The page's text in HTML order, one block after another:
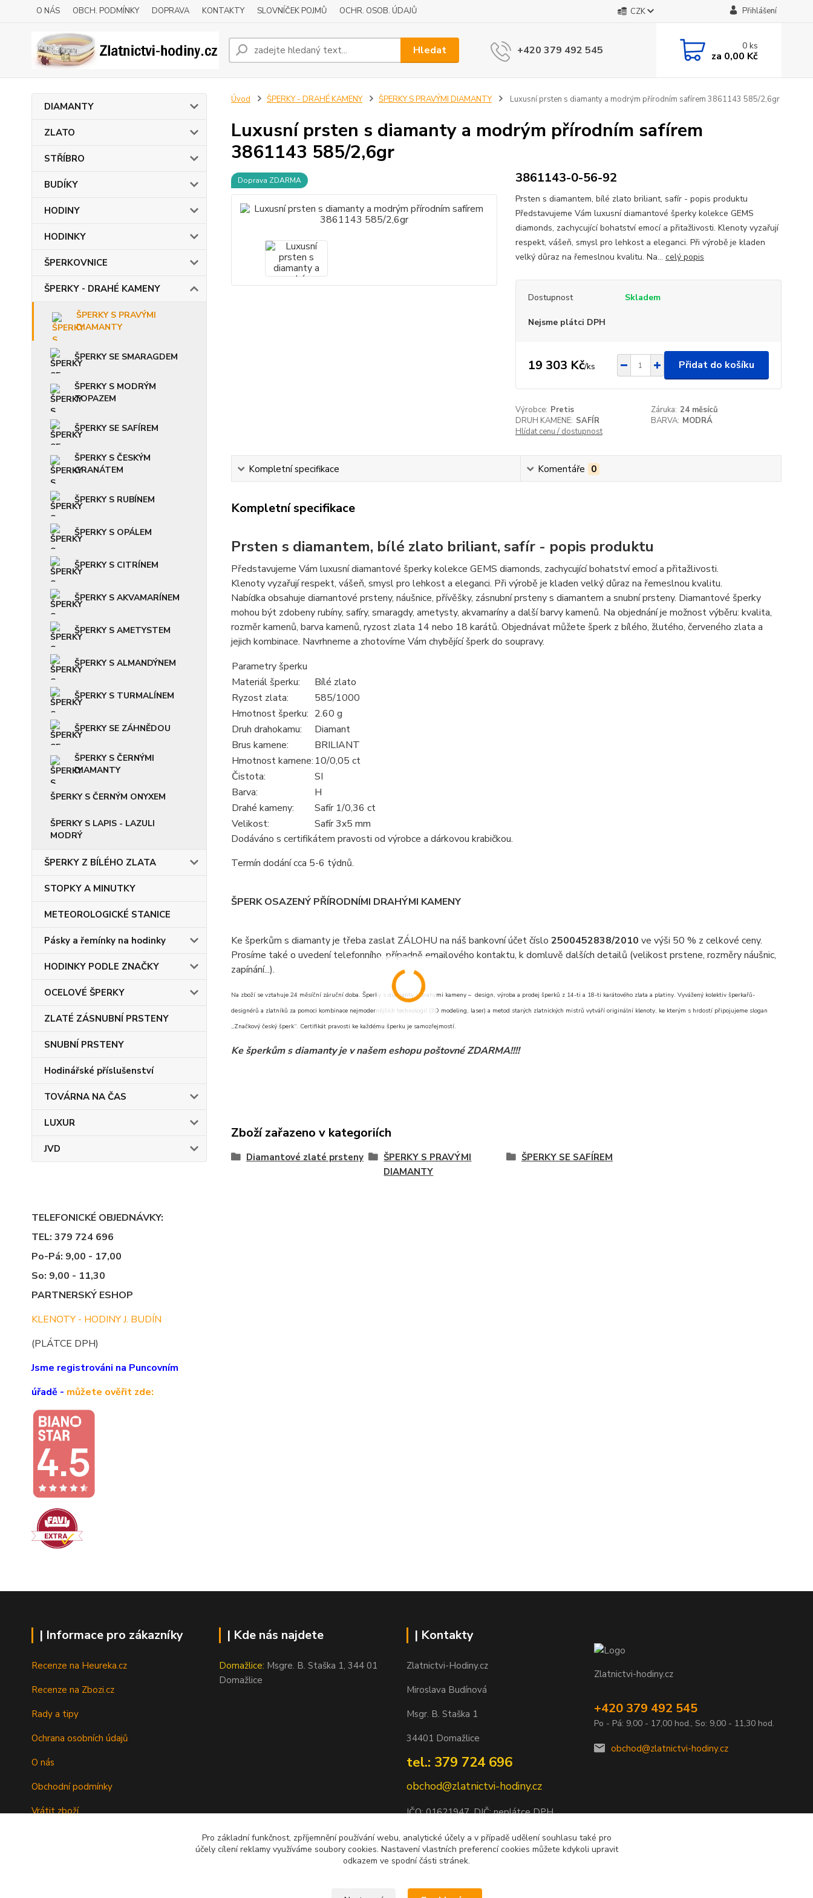
O NÁS OBCH. PODMÍNKY DOPRAVA KONTAKTY SLOVNÍČEK POJMŮ OCHR. OSOB. ÚDAJŮ CZK Přihlášení
Hledat +420 379 492 545 0ks
za 0,00 Kč
DIAMANTY
ZLATO
STŘÍBRO
BUDÍKY
HODINY
HODINKY
ŠPERKOVNICE
ŠPERKY - DRAHÉ KAMENY
ŠPERKY S PRAVÝMI
DIAMANTY
ŠPERKY SE SMARAGDEM
ŠPERKY S MODRÝM
TOPAZEM
ŠPERKY SE SAFÍREM
ŠPERKY S ČESKÝM
GRANÁTEM
ŠPERKY S RUBÍNEM
ŠPERKY S OPÁLEM
ŠPERKY S CITRÍNEM
ŠPERKY S AKVAMARÍNEM
ŠPERKY S AMETYSTEM
ŠPERKY S ALMANDÝNEM
ŠPERKY S TURMALÍNEM
ŠPERKY SE ZÁHNĚDOU
ŠPERKY S ČERNÝMI
DIAMANTY
ŠPERKY S ČERNÝM ONYXEM
ŠPERKY S LAPIS - LAZULI
MODRÝ
ŠPERKY Z BÍLÉHO ZLATA
STOPKY A MINUTKY
METEOROLOGICKÉ STANICE
Pásky a řemínky na hodinky
HODINKY PODLE ZNAČKY
OCELOVÉ ŠPERKY
ZLATÉ ZÁSNUBNÍ PRSTENY
SNUBNÍ PRSTENY
Hodinářské příslušenství
TOVÁRNA NA ČAS
LUXUR
JVD
TELEFONICKÉ OBJEDNÁVKY:
TEL: 379 724 696
Po-Pá: 9,00 - 17,00
So: 9,00 - 11,30
PARTNERSKÝ ESHOP
KLENOTY - HODINY J. BUDÍN
(PLÁTCE DPH)
Jsme registrováni na Puncovním
úřadě - můžete ověřit zde:
Úvod ŠPERKY - DRAHÉ KAMENY ŠPERKY S PRAVÝMI DIAMANTY Luxusní prsten s diamanty a modrým přírodním safírem 3861143 585/2,6gr
Luxusní prsten s diamanty a modrým přírodním safírem
3861143 585/2,6gr
Doprava ZDARMA 3861143-0-56-92
Prsten s diamantem, bílé zlato briliant, safír - popis produktu
Představujeme Vám luxusní diamantové šperky kolekce GEMS
diamonds, zachycující bohatství emocí a přitažlivosti. Klenoty vyzařují
respekt, vášeň, smysl pro lehkost a eleganci. Při výrobě je kladen
velký důraz na řemeslnou kvalitu. Na... celý popis
Dostupnost Skladem
Nejsme plátci DPH
19 303 Kč/ks Přidat do košíku
Výrobce: Pretis Záruka: 24 měsíců
DRUH KAMENE: SAFÍR BARVA: MODRÁ
Hlídat cenu / dostupnost
Kompletní specifikace Komentáře 0
Kompletní specifikace
Prsten s diamantem, bílé zlato briliant, safír - popis produktu
Představujeme Vám luxusní diamantové šperky kolekce GEMS diamonds, zachycující bohatství emocí a přitažlivosti.
Klenoty vyzařují respekt, vášeň, smysl pro lehkost a eleganci. Při výrobě je kladen velký důraz na řemeslnou kvalitu.
Nabídka obsahuje diamantové prsteny, náušnice, přívěšky, zásnubní prsteny s diamantem a snubní prsteny. Diamantové šperky
mohou být zdobeny rubíny, safíry, smaragdy, ametysty, akvamaríny a další barvy kamenů. Na objednání je možnost výběru: kvalita,
rozměr kamenů, barva kamenů, ryzost zlata 14 nebo 18 karátů. Objednávat můžete šperk z bílého, žlutého, červeného zlata a
jejich kombinace. Navrhneme a zhotovíme Vám chybějící šperk do soupravy.
Parametry šperku
Materiál šperku:
Bílé zlato
Ryzost zlata:
585/1000
Hmotnost šperku: 2.60 g
Druh drahokamu:
Diamant
Brus kamene:
BRILIANT
Hmotnost kamene: 10/0,05 ct
Čistota:
SI
Barva:
H
Drahé kameny:
Safír 1/0,36 ct
Velikost:
Safír 3x5 mm
Dodáváno s certifikátem pravosti od výrobce a dárkovou krabičkou.
Termín dodání cca 5-6 týdnů.
ŠPERK OSAZENÝ PŘÍRODNÍMI DRAHÝMI KAMENY
Ke šperkům s diamanty je třeba zaslat ZÁLOHU na náš bankovní účet číslo 2500452838/2010 ve výši 50 % z celkové ceny.
Prosíme také o uvedení telefonního, případně emailového kontaktu, k domluvě dalších detailů (velikost prstene, rozměry náušnic,
zapínání...).
Na zboží se vztahuje 24 měsíční záruční doba. Šperky s diamanty a drahými kameny – design, výroba a prodej šperků z 14-ti a 18-ti karátového zlata a platiny. Vyvážený kolektiv šperkařů-
designérů a zlatníků za pomoci kombinace nejmodernějších technologií (3D modeling, laser) a metod starých zlatnických mistrů vytváří originální klenoty, ke kterým s hrdostí připojujeme slogan
„Značkový český šperk“. Certifikát pravosti ke každému šperku je samozřejmostí.
Ke šperkům s diamanty je v našem eshopu poštovné ZDARMA!!!!
Zboží zařazeno v kategoriích
Diamantové zlaté prsteny
ŠPERKY S PRAVÝMI
DIAMANTY
ŠPERKY SE SAFÍREM
| Informace pro zákazníky
Recenze na Heureka.cz
Recenze na Zbozi.cz
Rady a tipy
Ochrana osobních údajů
O nás
Obchodní podmínky
Vrátit zboží
| Kde nás najdete
Domažlice: Msgre. B. Staška 1, 344 01
Domažlice
| Kontakty
Zlatnictvi-Hodiny.cz
Miroslava Budínová
Msgr. B. Staška 1
34401 Domažlice
tel.: 379 724 696
obchod@zlatnictvi-hodiny.cz
IČO: 01621947, DIČ: neplátce DPH
Bankovní spojení: 2500452838/2010
Zlatnictvi-hodiny.cz
+420 379 492 545
Po - Pá: 9,00 - 17,00 hod., So: 9,00 - 11,30 hod.
obchod@zlatnictvi-hodiny.cz
Pro základní funkčnost, zpříjemnění používání webu, analytické účely a v případě udělení souhlasu také pro
účely cílení reklamy využíváme soubory cookies. Nastavení vlastních preferencí cookies můžete kdykoli upravit
odkazem ve spodní části stránek.